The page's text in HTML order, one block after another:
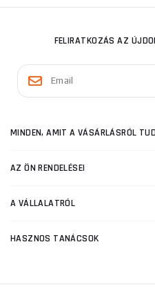
FELIRATKOZÁS AZ
MINDEN, AMIT A VÁSÁRLÁSRÓL
AZ ÖN RENDELÉSEI
A VÁLLALATRÓL
HASZNOS TANÁCSOK